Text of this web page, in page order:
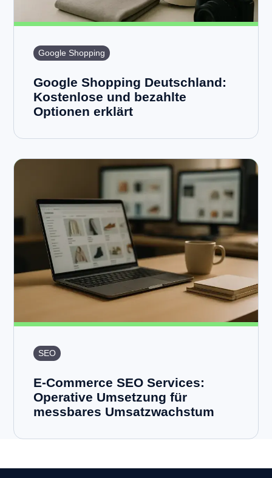
Google Shopping
Google Shopping Deutschland:
Kostenlose und bezahlte
Optionen erklärt
SEO
E-Commerce SEO Services:
Operative Umsetzung für
messbares Umsatzwachstum